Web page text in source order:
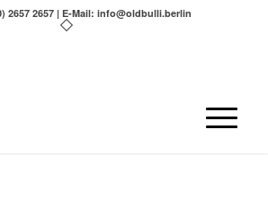
2657 2657 | E-Mail: info@oldbulli.berlin